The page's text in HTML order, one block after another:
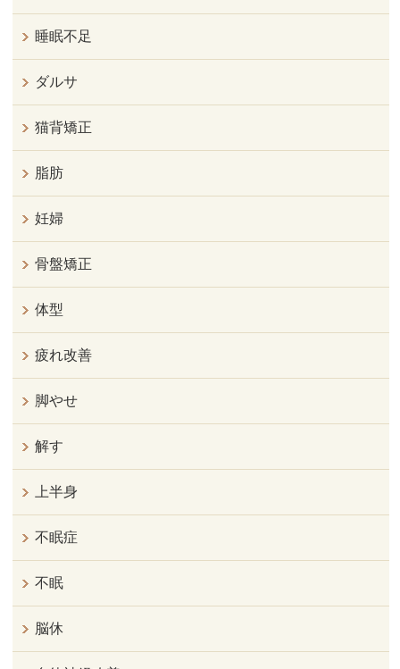
睡眠不足
ダルサ
猫背矯正
脂肪
妊婦
骨盤矯正
体型
疲れ改善
脚やせ
解す
上半身
不眠症
不眠
脳休